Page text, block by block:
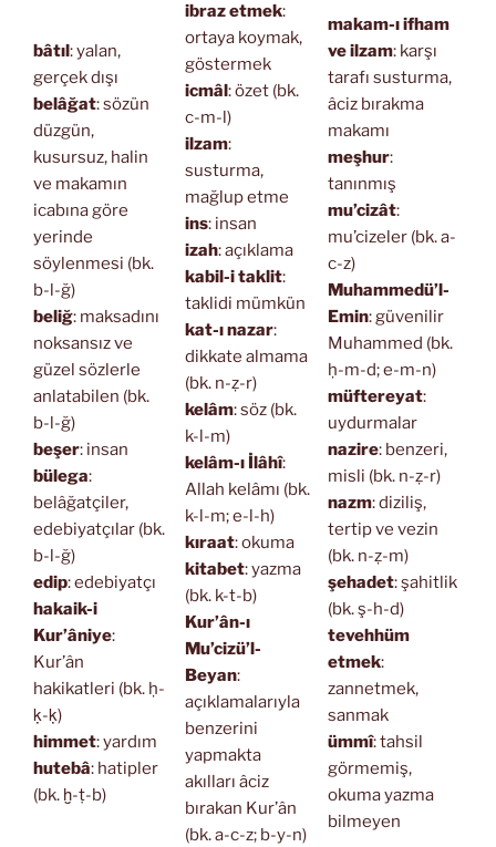
bâtıl: yalan,
gerçek dışı
belâğat: sözün
düzgün,
kusursuz, halin
ve makamın
icabına göre
yerinde
söylenmesi (bk.
b-l-ğ)
beliğ: maksadını
noksansız ve
güzel sözlerle
anlatabilen (bk.
b-l-ğ)
beşer: insan
bülega:
belâğatçiler,
edebiyatçılar (bk.
b-l-ğ)
edip: edebiyatçı
hakaik-i
Kur’âniye:
Kur’ân
hakikatleri (bk. ḥ-
ḳ-ḳ)
himmet: yardım
hutebâ: hatipler
(bk. ḫ-ṭ-b)
ibraz etmek:
ortaya koymak,
göstermek
icmâl: özet (bk.
c-m-l)
ilzam:
susturma,
mağlup etme
ins: insan
izah: açıklama
kabil-i taklit:
taklidi mümkün
kat-ı nazar:
dikkate almama
(bk. n-ẓ-r)
kelâm: söz (bk.
k-l-m)
kelâm-ı İlâhî:
Allah kelâmı (bk.
k-l-m; e-l-h)
kıraat: okuma
kitabet: yazma
(bk. k-t-b)
Kur’ân-ı
Mu’cizü’l-
Beyan:
açıklamalarıyla
benzerini
yapmakta
akılları âciz
bırakan Kur’ân
(bk. a-c-z; b-y-n)
makam-ı ifham
ve ilzam: karşı
tarafı susturma,
âciz bırakma
makamı
meşhur:
tanınmış
mu’cizât:
mu’cizeler (bk. a-
c-z)
Muhammedü’l-
Emin: güvenilir
Muhammed (bk.
ḥ-m-d; e-m-n)
müftereyat:
uydurmalar
nazire: benzeri,
misli (bk. n-ẓ-r)
nazm: diziliş,
tertip ve vezin
(bk. n-ẓ-m)
şehadet: şahitlik
(bk. ş-h-d)
tevehhüm
etmek:
zannetmek,
sanmak
ümmî: tahsil
görmemiş,
okuma yazma
bilmeyen